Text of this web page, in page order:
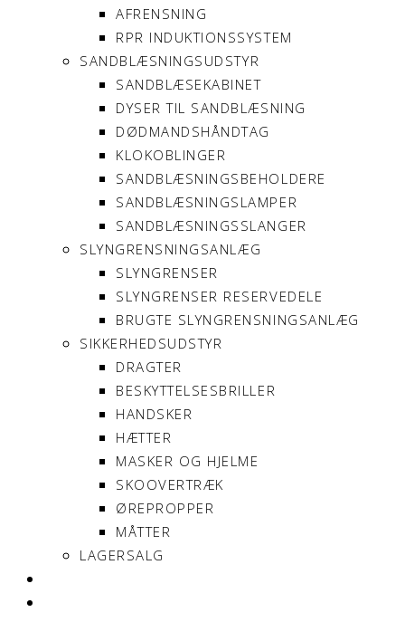
AFRENSNING
RPR INDUKTIONSSYSTEM
SANDBLÆSNINGSUDSTYR
SANDBLÆSEKABINET
DYSER TIL SANDBLÆSNING
DØDMANDSHÅNDTAG
KLOKOBLINGER
SANDBLÆSNINGSBEHOLDERE
SANDBLÆSNINGSLAMPER
SANDBLÆSNINGSSLANGER
SLYNGRENSNINGSANLÆG
SLYNGRENSER
SLYNGRENSER RESERVEDELE
BRUGTE SLYNGRENSNINGSANLÆG
SIKKERHEDSUDSTYR
DRAGTER
BESKYTTELSESBRILLER
HANDSKER
HÆTTER
MASKER OG HJELME
SKOOVERTRÆK
ØREPROPPER
MÅTTER
LAGERSALG